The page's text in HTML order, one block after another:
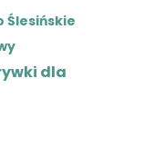
Ślesińskie
dla